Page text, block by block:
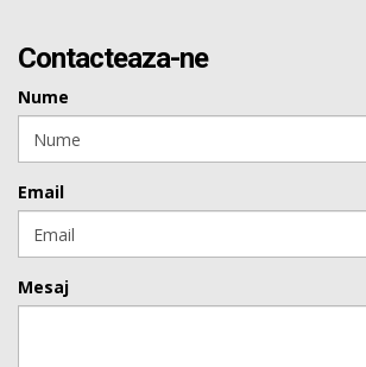
Contacteaza-ne
Nume
Email
Mesaj